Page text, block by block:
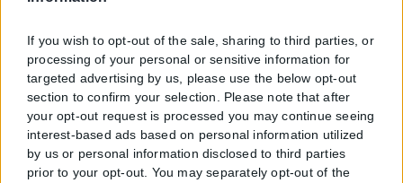
If you wish to opt-out of the sale, sharing to third parties, or
processing of your personal or sensitive information for
targeted advertising by us, please use the below opt-out
section to confirm your selection. Please note that after
your opt-out request is processed you may continue seeing
interest-based ads based on personal information utilized
by us or personal information disclosed to third parties
prior to your opt-out. You may separately opt-out of the